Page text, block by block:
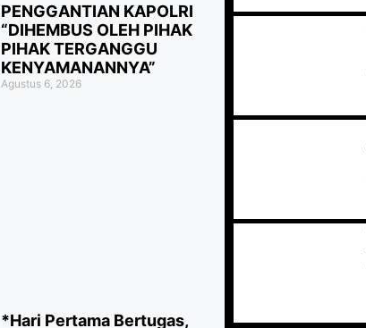
PENGGANTIAN KAPOLRI
“DIHEMBUS OLEH PIHAK
PIHAK TERGANGGU
KENYAMANANNYA”
Agustus 6, 2026
*Hari Pertama Bertugas,